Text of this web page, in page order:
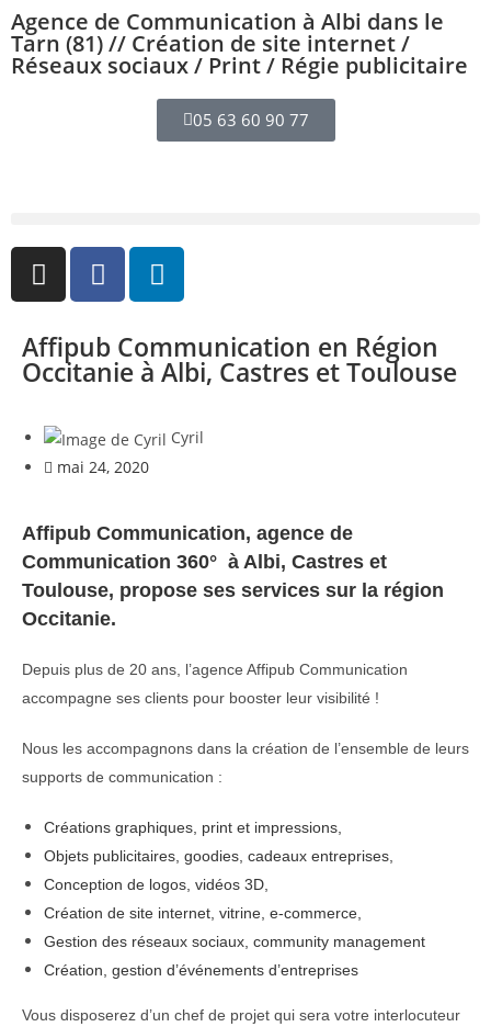
Agence de Communication à Albi dans le
Tarn (81) // Création de site internet /
Réseaux sociaux / Print / Régie publicitaire
05 63 60 90 77
Affipub Communication en Région
Occitanie à Albi, Castres et Toulouse
Cyril
mai 24, 2020
Affipub Communication, agence de
Communication 360° à Albi, Castres et
Toulouse, propose ses services sur la région
Occitanie.
Depuis plus de 20 ans, l’agence Affipub Communication
accompagne ses clients pour booster leur visibilité !
Nous les accompagnons dans la création de l’ensemble de leurs
supports de communication :
Créations graphiques, print et impressions,
Objets publicitaires, goodies, cadeaux entreprises,
Conception de logos, vidéos 3D,
Création de site internet, vitrine, e-commerce,
Gestion des réseaux sociaux, community management
Création, gestion d’événements d’entreprises
Vous disposerez d’un chef de projet qui sera votre interlocuteur